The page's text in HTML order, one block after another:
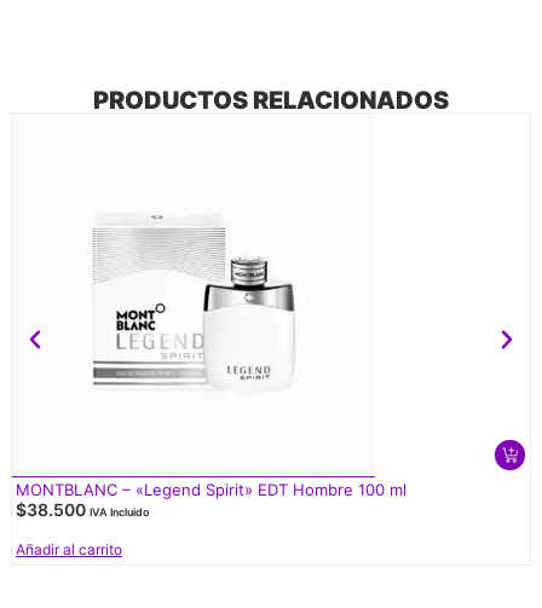
PRODUCTOS RELACIONADOS
MONTBLANC – «Legend Spirit» EDT Hombre 100 ml
$38.500 IVA Incluido
Añadir al carrito